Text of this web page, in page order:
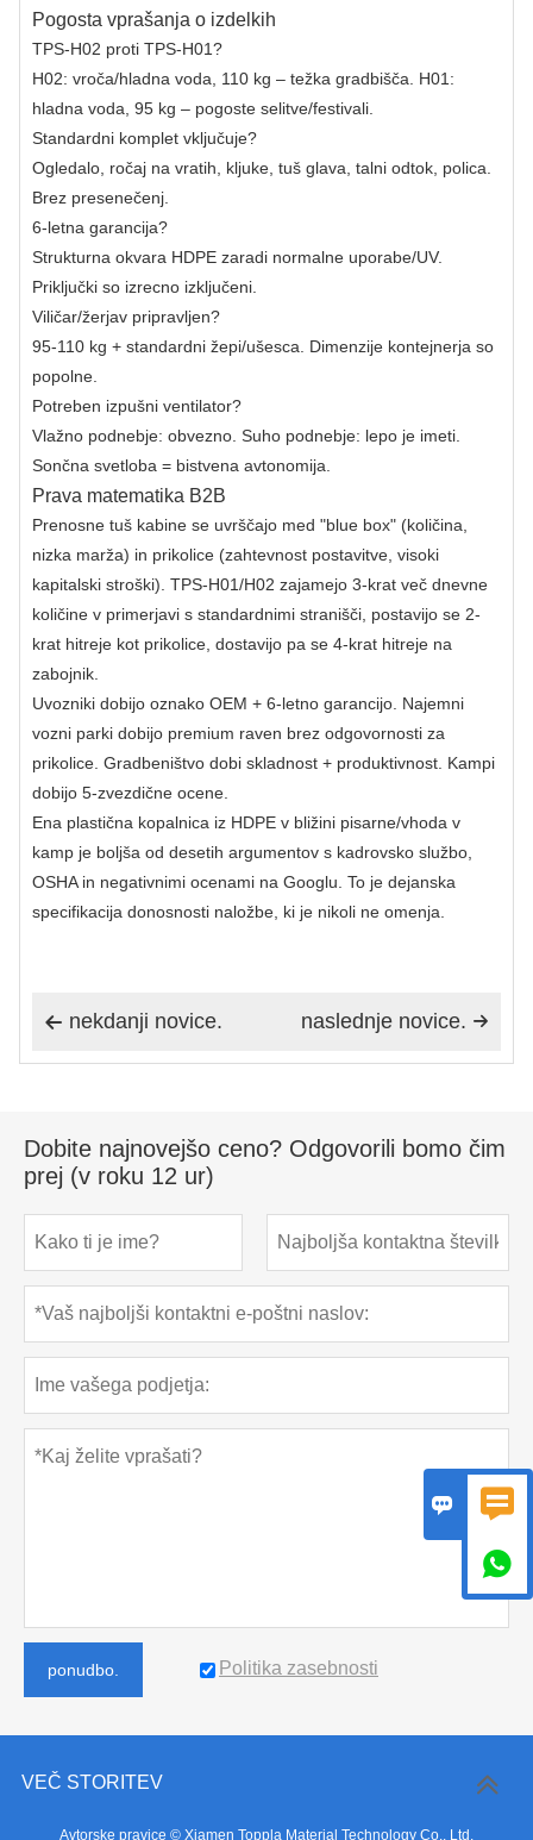
Pogosta vprašanja o izdelkih
TPS-H02 proti TPS-H01?
H02: vroča/hladna voda, 110 kg – težka gradbišča. H01:
hladna voda, 95 kg – pogoste selitve/festivali.
Standardni komplet vključuje?
Ogledalo, ročaj na vratih, kljuke, tuš glava, talni odtok, polica.
Brez presenečenj.
6-letna garancija?
Strukturna okvara HDPE zaradi normalne uporabe/UV.
Priključki so izrecno izključeni.
Viličar/žerjav pripravljen?
95-110 kg + standardni žepi/ušesca. Dimenzije kontejnerja so
popolne.
Potreben izpušni ventilator?
Vlažno podnebje: obvezno. Suho podnebje: lepo je imeti.
Sončna svetloba = bistvena avtonomija.
Prava matematika B2B
Prenosne tuš kabine se uvrščajo med "blue box" (količina,
nizka marža) in prikolice (zahtevnost postavitve, visoki
kapitalski stroški). TPS-H01/H02 zajamejo 3-krat več dnevne
količine v primerjavi s standardnimi stranišči, postavijo se 2-
krat hitreje kot prikolice, dostavijo pa se 4-krat hitreje na
zabojnik.
Uvozniki dobijo oznako OEM + 6-letno garancijo. Najemni
vozni parki dobijo premium raven brez odgovornosti za
prikolice. Gradbeništvo dobi skladnost + produktivnost. Kampi
dobijo 5-zvezdične ocene.
Ena plastična kopalnica iz HDPE v bližini pisarne/vhoda v
kamp je boljša od desetih argumentov s kadrovsko službo,
OSHA in negativnimi ocenami na Googlu. To je dejanska
specifikacija donosnosti naložbe, ki je nikoli ne omenja.
 nekdanji novice. 
naslednje novice.
Dobite najnovejšo ceno? Odgovorili bomo čim
prej (v roku 12 ur)
ponudbo. Politika zasebnosti
VEČ STORITEV
Avtorske pravice © Xiamen Toppla Material Technology Co., Ltd.
 
